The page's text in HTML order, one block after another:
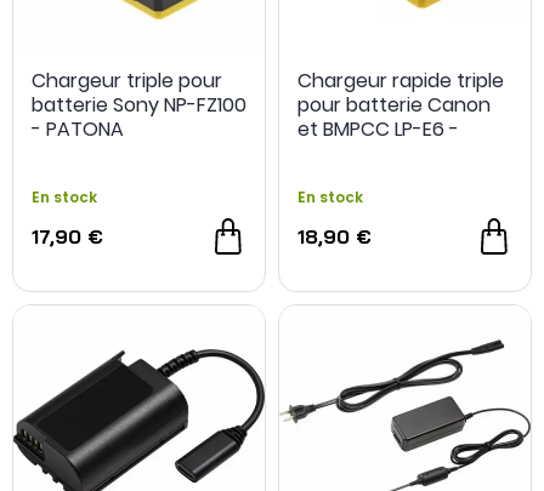
Chargeur triple pour
batterie Sony NP-FZ100
- PATONA
En stock
17,90 €
Chargeur rapide triple
pour batterie Canon
et BMPCC LP-E6 -
En stock
18,90 €